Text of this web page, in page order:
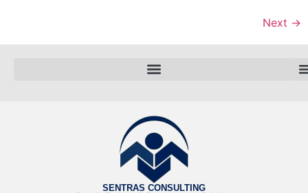
Next →
SENTRAS CONSULTING